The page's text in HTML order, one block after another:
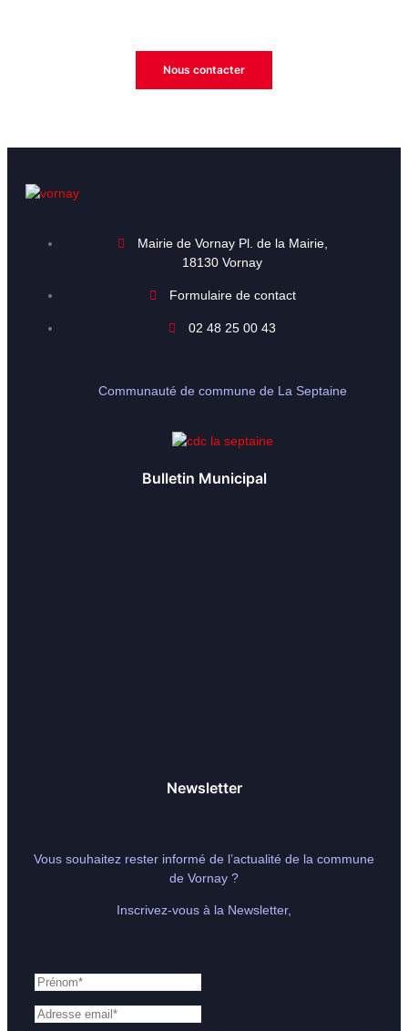
Nous contacter
Mairie de Vornay Pl. de la Mairie,
18130 Vornay
Formulaire de contact
02 48 25 00 43
Communauté de commune de La Septaine
Bulletin Municipal
Newsletter
Vous souhaitez rester informé de l’actualité de la commune
de Vornay ?
Inscrivez-vous à la Newsletter,